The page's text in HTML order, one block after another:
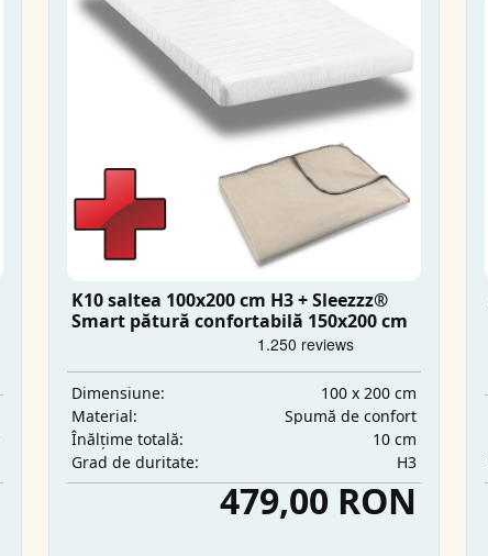
K10 saltea 100x200 cm H3 + Sleezzz®
Smart pătură confortabilă 150x200 cm
Dimensiune:
100 x 200 cm
Material:
Spumă de confort
Înălțime totală:
10 cm
Grad de duritate:
H3
479,00 RON